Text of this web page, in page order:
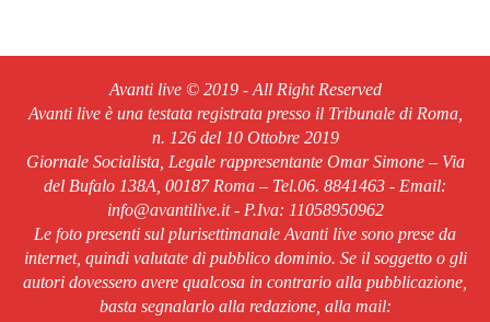
Avanti live © 2019 - All Right Reserved
Avanti live è una testata registrata presso il Tribunale di Roma,
n. 126 del 10 Ottobre 2019
Giornale Socialista, Legale rappresentante Omar Simone – Via
del Bufalo 138A, 00187 Roma – Tel.06. 8841463 - Email:
info@avantilive.it - P.Iva: 11058950962
Le foto presenti sul plurisettimanale Avanti live sono prese da
internet, quindi valutate di pubblico dominio. Se il soggetto o gli
autori dovessero avere qualcosa in contrario alla pubblicazione,
basta segnalarlo alla redazione, alla mail: